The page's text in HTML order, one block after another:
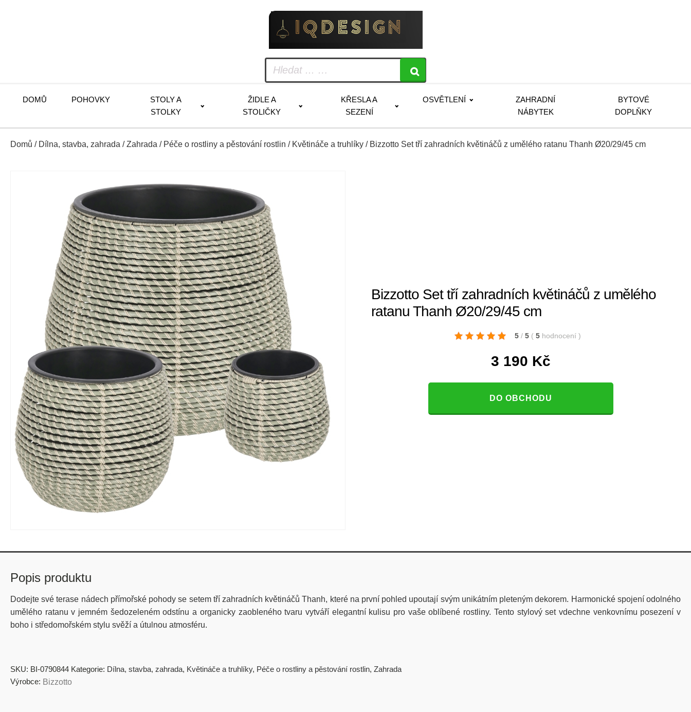
DOMŮ POHOVKY
STOLY A
STOLKY
ŽIDLE A
STOLIČKY
KŘESLA A
SEZENÍ
OSVĚTLENÍ
ZAHRADNÍ
NÁBYTEK
BYTOVÉ
DOPLŇKY
Domů / Dílna, stavba, zahrada /Zahrada / Péče o rostliny a pěstování rostlin / Květináče a truhlíky / Bizzotto Set tří zahradních květináčů z umělého ratanu Thanh Ø20/29/45 cm
Bizzotto Set tří zahradních květináčů z umělého
ratanu Thanh Ø20/29/45 cm
5 / 5 ( 5 hodnocení )
3 190 Kč
DO OBCHODU
Popis produktu
Dodejte své terase nádech přímořské pohody se setem tří zahradních květináčů Thanh, které na první pohled upoutají svým unikátním pleteným dekorem. Harmonické spojení odolného
umělého ratanu v jemném šedozeleném odstínu a organicky zaobleného tvaru vytváří elegantní kulisu pro vaše oblíbené rostliny. Tento stylový set vdechne venkovnímu posezení v
boho i středomořském stylu svěží a útulnou atmosféru.
SKU: BI-0790844 Kategorie: Dílna, stavba, zahrada, Květináče a truhlíky, Péče o rostliny a pěstování rostlin, Zahrada
Výrobce: Bizzotto